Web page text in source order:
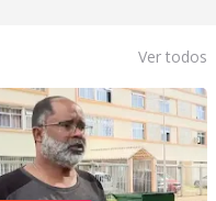
Ver todos